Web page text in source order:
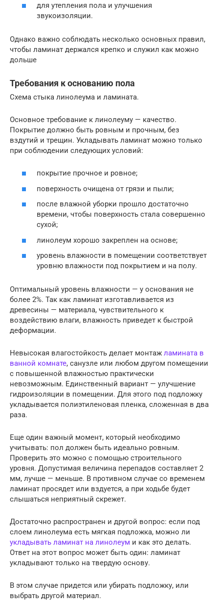
для утепления пола и улучшения
звукоизоляции.
Однако важно соблюдать несколько основных правил,
чтобы ламинат держался крепко и служил как можно
дольше
Требования к основанию пола
Схема стыка линолеума и ламината.
Основное требование к линолеуму — качество.
Покрытие должно быть ровным и прочным, без
вздутий и трещин. Укладывать ламинат можно только
при соблюдении следующих условий:
покрытие прочное и ровное;
поверхность очищена от грязи и пыли;
после влажной уборки прошло достаточно
времени, чтобы поверхность стала совершенно
сухой;
линолеум хорошо закреплен на основе;
уровень влажности в помещении соответствует
уровню влажности под покрытием и на полу.
Оптимальный уровень влажности — у основания не
более 2%. Так как ламинат изготавливается из
древесины — материала, чувствительного к
воздействию влаги, влажность приведет к быстрой
деформации.
Невысокая влагостойкость делает монтаж ламината в
ванной комнате, санузле или любом другом помещении
с повышенной влажностью практически
невозможным. Единственный вариант — улучшение
гидроизоляции в помещении. Для этого под подложку
укладывается полиэтиленовая пленка, сложенная в два
раза.
Еще один важный момент, который необходимо
учитывать: пол должен быть идеально ровным.
Проверить это можно с помощью строительного
уровня. Допустимая величина перепадов составляет 2
мм, лучше — меньше. В противном случае со временем
ламинат просядет или вздуется, а при ходьбе будет
слышаться неприятный скрежет.
Достаточно распространен и другой вопрос: если под
слоем линолеума есть мягкая подложка, можно ли
укладывать ламинат на линолеум и как это делать.
Ответ на этот вопрос может быть один: ламинат
укладывают только на твердую основу.
В этом случае придется или убирать подложку, или
выбрать другой материал.